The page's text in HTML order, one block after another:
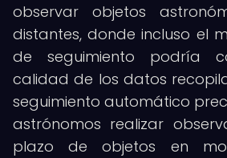
observar objetos
distantes, donde incluso el
de seguimiento podría
calidad de los datos
seguimiento automático
astrónomos realizar
plazo de objetos en